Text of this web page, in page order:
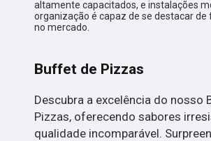
altamente capacitados, e instalações
organização é capaz de se destacar de
no mercado.
Buffet de Pizzas
Descubra a excelência do nosso
Pizzas, oferecendo sabores
qualidade incomparável.